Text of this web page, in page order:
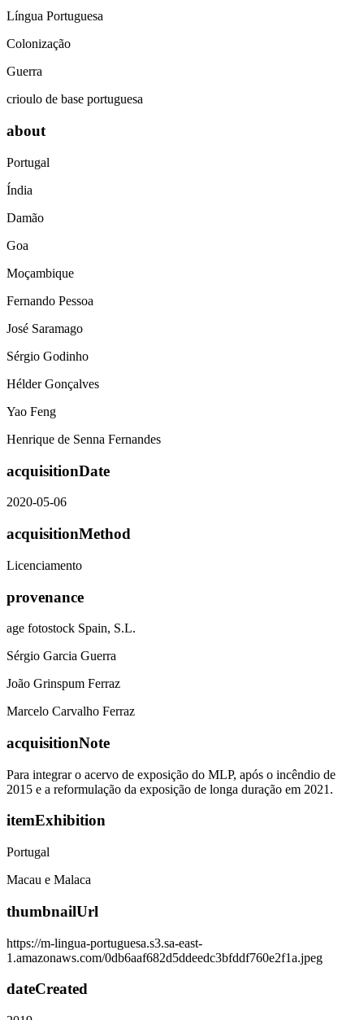
Língua Portuguesa
Colonização
Guerra
crioulo de base portuguesa
about
Portugal
Índia
Damão
Goa
Moçambique
Fernando Pessoa
José Saramago
Sérgio Godinho
Hélder Gonçalves
Yao Feng
Henrique de Senna Fernandes
acquisitionDate
2020-05-06
acquisitionMethod
Licenciamento
provenance
age fotostock Spain, S.L.
Sérgio Garcia Guerra
João Grinspum Ferraz
Marcelo Carvalho Ferraz
acquisitionNote
Para integrar o acervo de exposição do MLP, após o incêndio de
2015 e a reformulação da exposição de longa duração em 2021.
itemExhibition
Portugal
Macau e Malaca
thumbnailUrl
https://m-lingua-portuguesa.s3.sa-east-
1.amazonaws.com/0db6aaf682d5ddeedc3bfddf760e2f1a.jpeg
dateCreated